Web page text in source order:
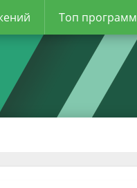
Топ программ